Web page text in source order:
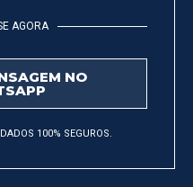
AGORA
NO
100% SEGUROS.